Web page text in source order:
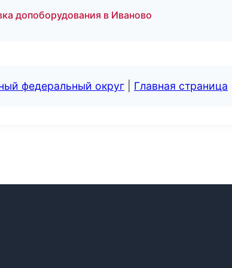
допоборудования в Иваново
федеральный округ Главная страница